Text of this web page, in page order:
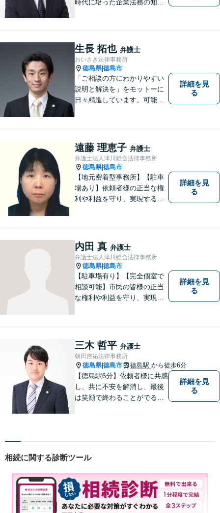
時代に培った企業法務の知見
す。
生長 拓也 弁護士
おいさき法律事務所
徳島県|徳島市
「ご相談の方にわかりやすい
説明と解決を」をモットーに
日々精進しています。可能な
不安な思いを抱えられている
詳細を見
る
遠藤 理恵子 弁護士
弁護士法人津川総合法律事務所
徳島県|徳島市
【地元密着型事務所】【駐車
場あり】依頼者様の正当な権
利や利益を守り、実現するた
を払い、丁寧に対処してまい
ります。個人・法人問わずあ
らゆる問題に対応可能！
詳細を見
る
内田 真 弁護士
弁護士法人津川総合法律事務所
徳島県|徳島市
【駐車場有り】【完全個室で
相談可能】市民の皆様の正当
な権利や利益を守り、実現す
寧に対応してまいります。ご
相談者様のお話をじっくり聴
き、最適な解決方法をご提案
いたします。
詳細を見
る
三木 哲平 弁護士
朝田啓祐法律事務所
徳島県|徳島市 徳島駅 から徒歩6分
【徳島駅6分】依頼者様に共感
し、共に不安を解消し、最後
は笑顔で終わることがでるよ
相談にのっています。 まずは
詳細を見
る
相続に関する診断ツール